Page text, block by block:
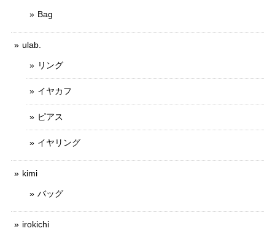
Bag
ulab.
リング
イヤカフ
ピアス
イヤリング
kimi
バッグ
irokichi